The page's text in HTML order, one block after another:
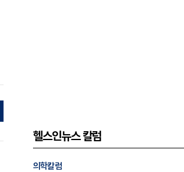
헬스인뉴스 칼럼
의학칼럼